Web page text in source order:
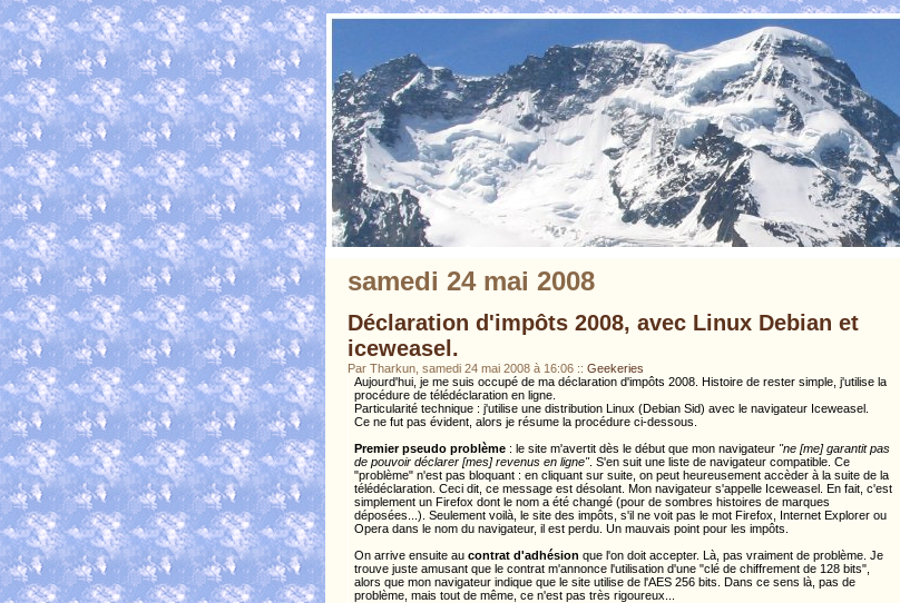
samedi 24 mai 2008
Déclaration d'impôts 2008, avec Linux Debian et
iceweasel.
Par Tharkun, samedi 24 mai 2008 à 16:06 :: Geekeries
Aujourd'hui, je me suis occupé de ma déclaration d'impôts 2008. Histoire de rester simple, j'utilise la
procédure de télédéclaration en ligne.
Particularité technique : j'utilise une distribution Linux (Debian Sid) avec le navigateur Iceweasel.
Ce ne fut pas évident, alors je résume la procédure ci-dessous.
Premier pseudo problème : le site m'avertit dès le début que mon navigateur "ne [me] garantit pas
de pouvoir déclarer [mes] revenus en ligne". S'en suit une liste de navigateur compatible. Ce
"problème" n'est pas bloquant : en cliquant sur suite, on peut heureusement accèder à la suite de la
télédéclaration. Ceci dit, ce message est désolant. Mon navigateur s'appelle Iceweasel. En fait, c'est
simplement un Firefox dont le nom a été changé (pour de sombres histoires de marques
déposées...). Seulement voilà, le site des impôts, s'il ne voit pas le mot Firefox, Internet Explorer ou
Opera dans le nom du navigateur, il est perdu. Un mauvais point pour les impôts.
On arrive ensuite au contrat d'adhésion que l'on doit accepter. Là, pas vraiment de problème. Je
trouve juste amusant que le contrat m'annonce l'utilisation d'une "clé de chiffrement de 128 bits",
alors que mon navigateur indique que le site utilise de l'AES 256 bits. Dans ce sens là, pas de
problème, mais tout de même, ce n'est pas très rigoureux...